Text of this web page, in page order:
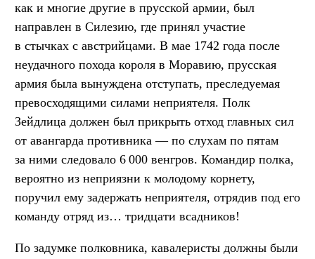
как и многие другие в прусской армии, был
направлен в Силезию, где принял участие
в стычках с австрийцами. В мае 1742 года после
неудачного похода короля в Моравию, прусская
армия была вынуждена отступать, преследуемая
превосходящими силами неприятеля. Полк
Зейдлица должен был прикрыть отход главных сил
от авангарда противника — по слухам по пятам
за ними следовало 6 000 венгров. Командир полка,
вероятно из неприязни к молодому корнету,
поручил ему задержать неприятеля, отрядив под его
команду отряд из… тридцати всадников!
По задумке полковника, кавалеристы должны были